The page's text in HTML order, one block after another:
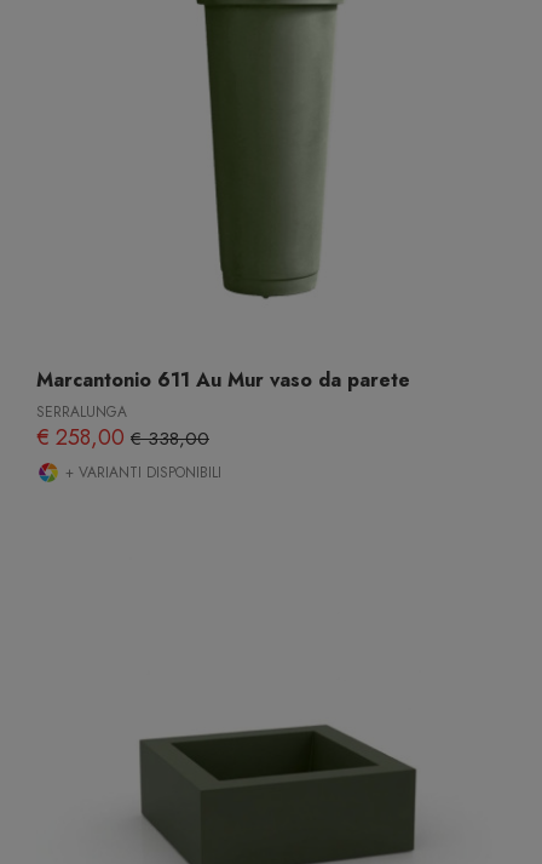
Marcantonio 611 Au Mur vaso da parete
SERRALUNGA
€ 258,00 € 338,00
+ VARIANTI DISPONIBILI